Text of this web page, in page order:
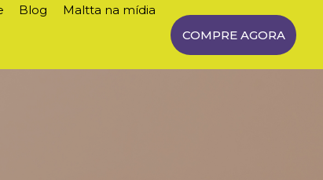
Blog
Maltta na mídia
COMPRE AGORA